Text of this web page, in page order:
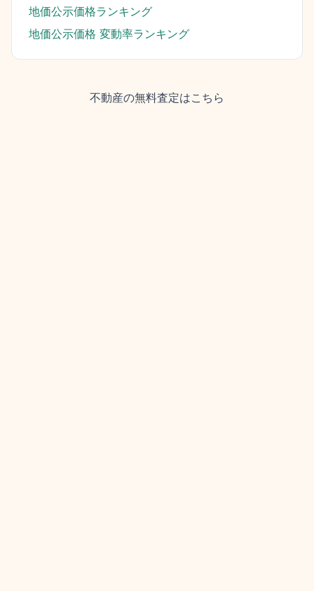
地価公示価格ランキング
地価公示価格 変動率ランキング
不動産の無料査定はこちら